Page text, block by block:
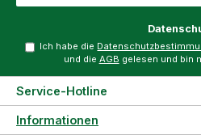
Ich habe die
und die AGB gelesen und bin
Service-Hotline
Informationen